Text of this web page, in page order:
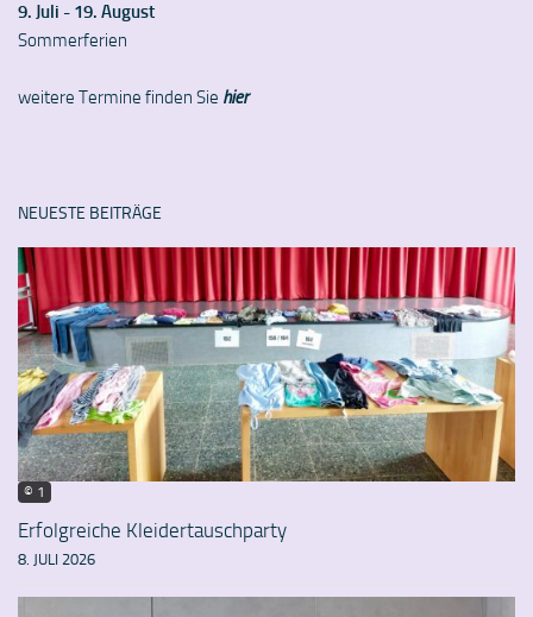
9. Juli - 19. August
Sommerferien
weitere Termine finden Sie hier
NEUESTE BEITRÄGE
© 1
Erfolgreiche Kleidertauschparty
8. JULI 2026